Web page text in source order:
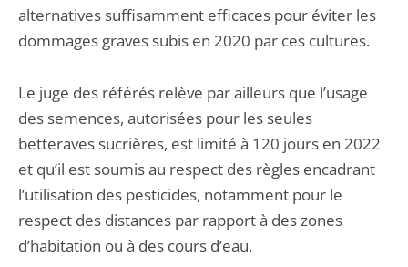
alternatives suffisamment efficaces pour éviter les
dommages graves subis en 2020 par ces cultures.
Le juge des référés relève par ailleurs que l’usage
des semences, autorisées pour les seules
betteraves sucrières, est limité à 120 jours en 2022
et qu’il est soumis au respect des règles encadrant
l’utilisation des pesticides, notamment pour le
respect des distances par rapport à des zones
d’habitation ou à des cours d’eau.